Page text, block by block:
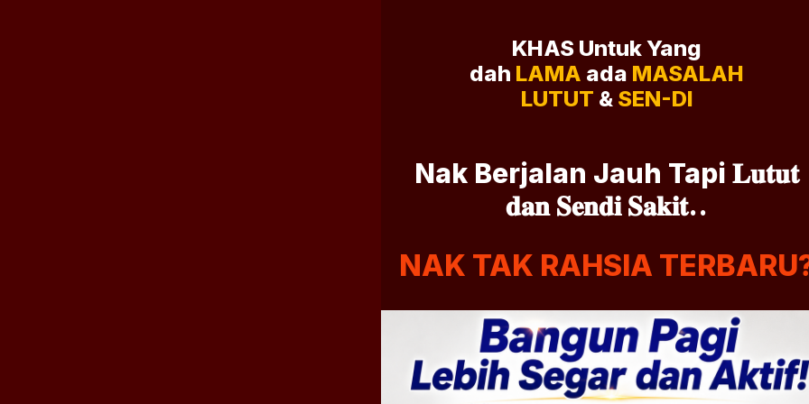
KHAS Untuk Yang
dah LAMA ada MASALAH
LUTUT & SEN-DI
Nak Berjalan Jauh Tapi 𝐋𝐮𝐭𝐮𝐭
𝐝𝐚𝐧 𝐒𝐞𝐧𝐝𝐢 𝐒𝐚𝐤𝐢𝐭..
NAK TAK RAHSIA